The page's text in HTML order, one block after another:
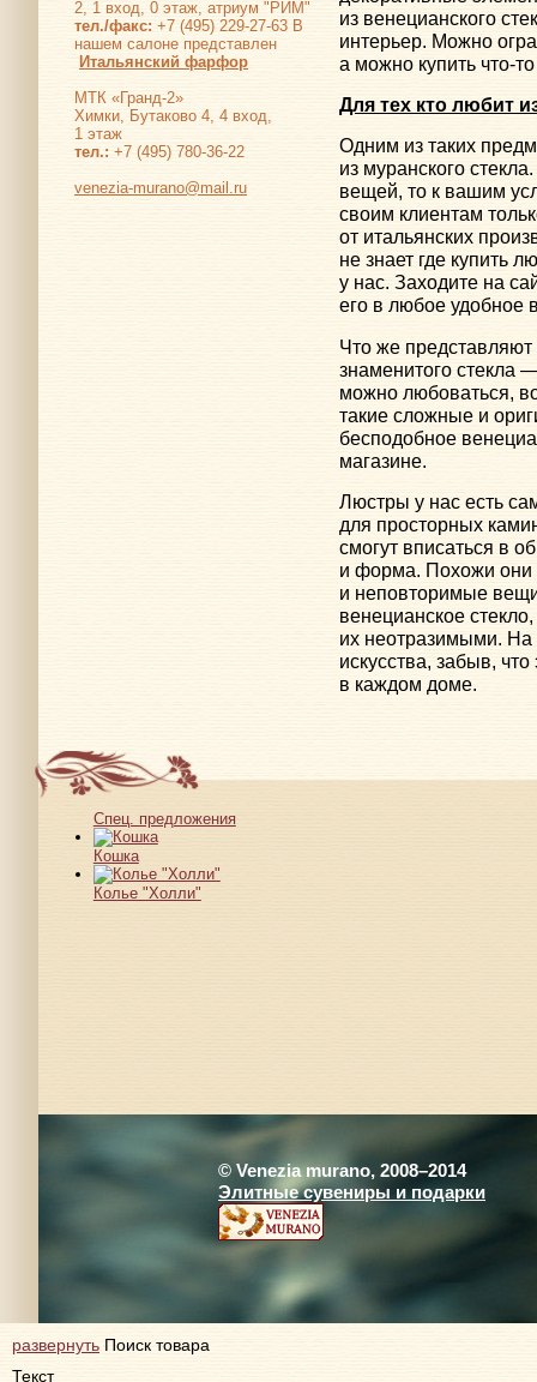
2, 1 вход, 0 этаж, атриум "РИМ"
тел./факс: +7 (495) 229-27-63 В
нашем салоне представлен
Итальянский фарфор
МТК «Гранд-2»
Химки, Бутаково 4, 4 вход,
1 этаж
тел.: +7 (495) 780-36-22
venezia-murano@mail.ru
из венецианского
интерьер. Можно
а можно купить что-то
Для тех кто любит
Одним из таких
из муранского
вещей, то к вашим
своим клиентам
от итальянских
не знает где купить
у нас. Заходите на
его в любое удобное
Что же
знаменитого стекла
можно любоваться,
такие сложные и
бесподобное
магазине.
Люстры у нас есть
для просторных
смогут вписаться в
и форма. Похожи они
и неповторимые
венецианское
их неотразимыми. На
искусства, забыв,
в каждом доме.
Спец. предложения
Кошка
Колье "Холли"
© Venezia murano, 2008–2014
Элитные сувениры и подарки
развернуть Поиск товара
Текст